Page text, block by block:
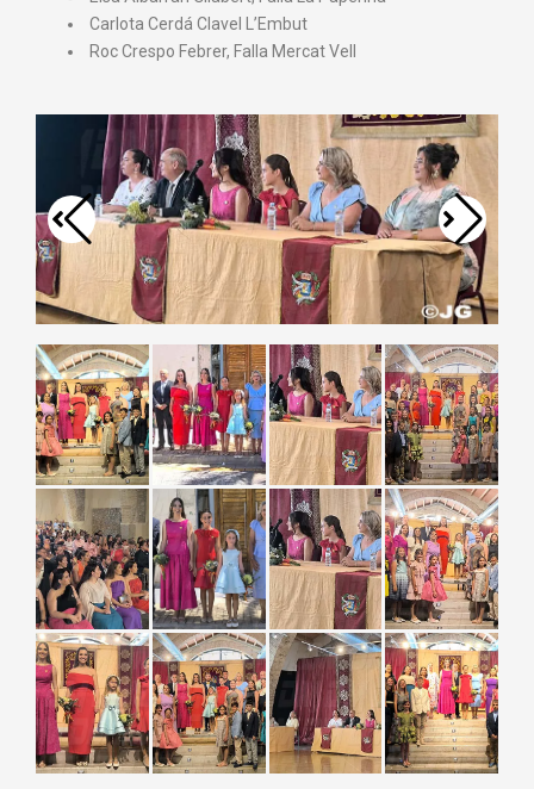
⁠ ⁠Carlota Cerdá Clavel L’Embut
⁠ ⁠Roc Crespo Febrer, Falla Mercat Vell